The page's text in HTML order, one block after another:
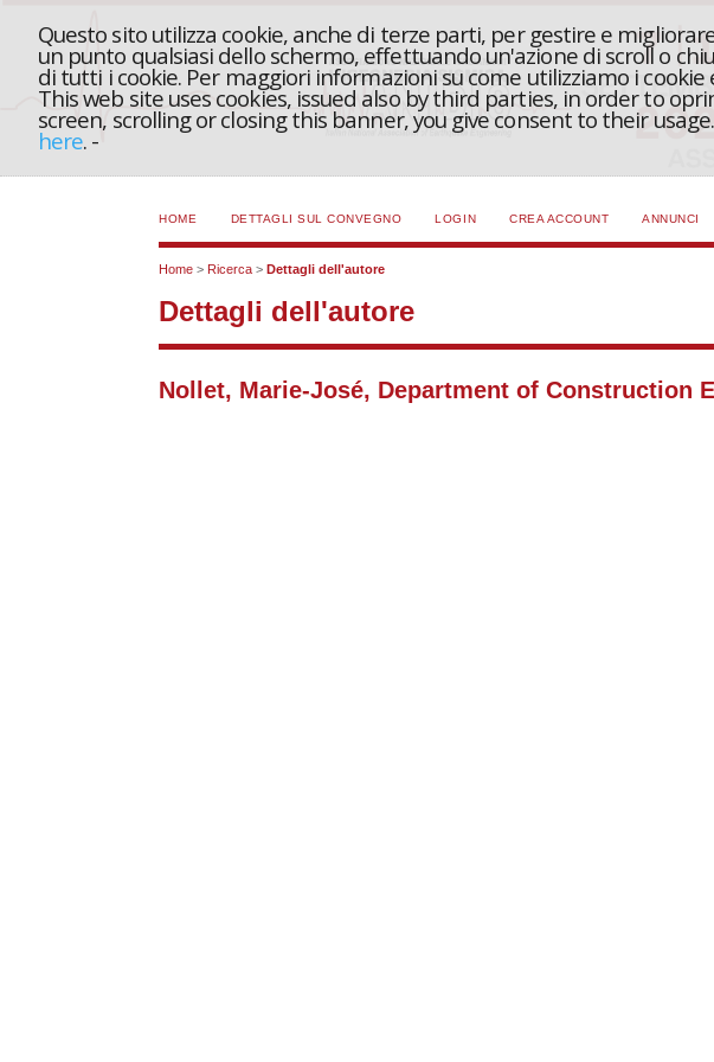
Questo sito utilizza cookie, anche di terze parti, per gestire e
un punto qualsiasi dello schermo, effettuando un'azione di scroll o
di tutti i cookie. Per maggiori informazioni su come utilizziamo i cookie
This web site uses cookies, issued also by third parties, in order to
screen, scrolling or closing this banner, you give consent to their
here. -
HOME DETTAGLI SUL CONVEGNO LOGIN CREA ACCOUNT ANNUNCI
Home > Ricerca >Dettagli dell'autore
Dettagli dell'autore
Nollet, Marie-José, Department of Construction